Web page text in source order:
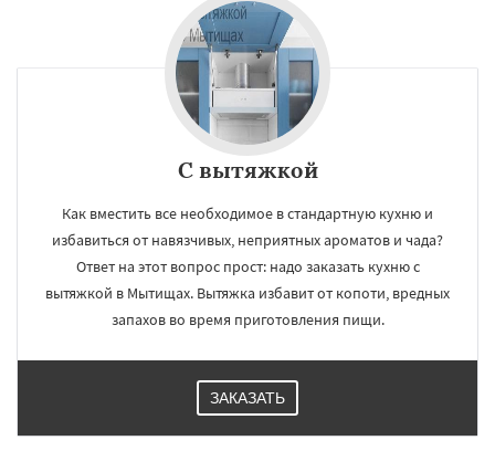
С вытяжкой
Как вместить все необходимое в стандартную кухню и
избавиться от навязчивых, неприятных ароматов и чада?
Ответ на этот вопрос прост: надо заказать кухню с
вытяжкой в Мытищах. Вытяжка избавит от копоти, вредных
запахов во время приготовления пищи.
ЗАКАЗАТЬ